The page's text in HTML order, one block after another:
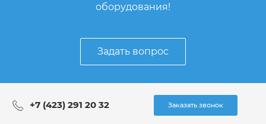
оборудования!
Задать вопрос
+7 (423) 291 20 32 Заказать звонок